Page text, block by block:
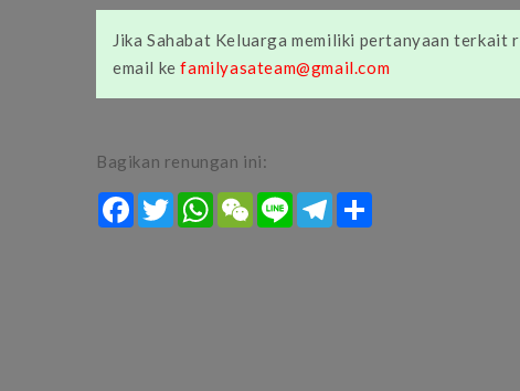
Jika Sahabat Keluarga memiliki pertanyaan terkait
email kefamilyasateam@gmail.com
Bagikan renungan ini:
FacebookTwitterWhatsApp
WeChat
Line Telegram